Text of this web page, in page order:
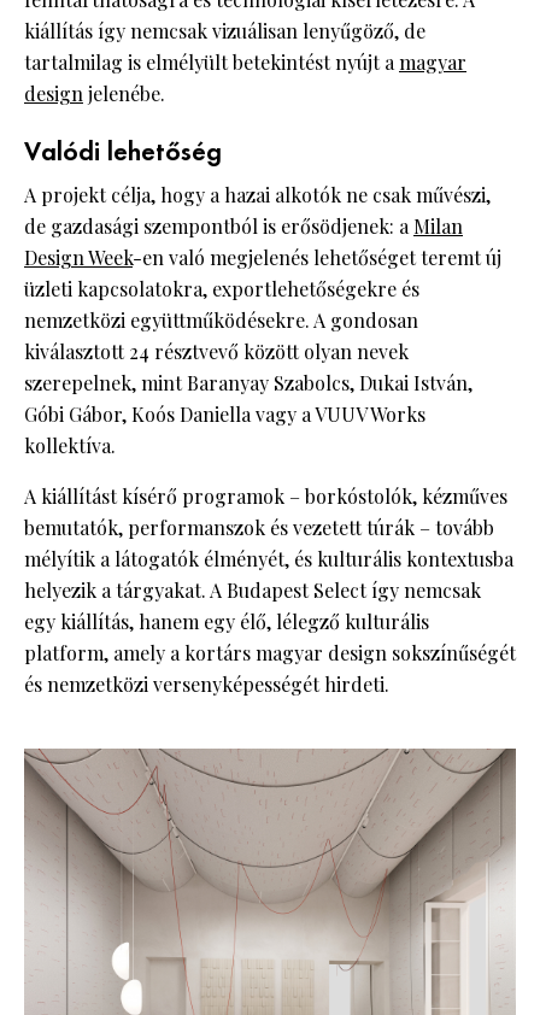
kiállítás így nemcsak vizuálisan lenyűgöző, de
tartalmilag is elmélyült betekintést nyújt amagyar
designjelenébe.
Valódi lehetőség
A projekt célja, hogy a hazai alkotók ne csak művészi,
de gazdasági szempontból is erősödjenek: aMilan
Design Week-en való megjelenés lehetőséget teremt új
üzleti kapcsolatokra, exportlehetőségekre és
nemzetközi együttműködésekre. A gondosan
kiválasztott 24 résztvevő között olyan nevek
szerepelnek, mint Baranyay Szabolcs, Dukai István,
Góbi Gábor, Koós Daniella vagy a VUUV Works
kollektíva.
A kiállítást kísérő programok – borkóstolók, kézműves
bemutatók, performanszok és vezetett túrák – tovább
mélyítik a látogatók élményét, és kulturális kontextusba
helyezik a tárgyakat. A Budapest Select így nemcsak
egy kiállítás, hanem egy élő, lélegző kulturális
platform, amely a kortárs magyar design sokszínűségét
és nemzetközi versenyképességét hirdeti.